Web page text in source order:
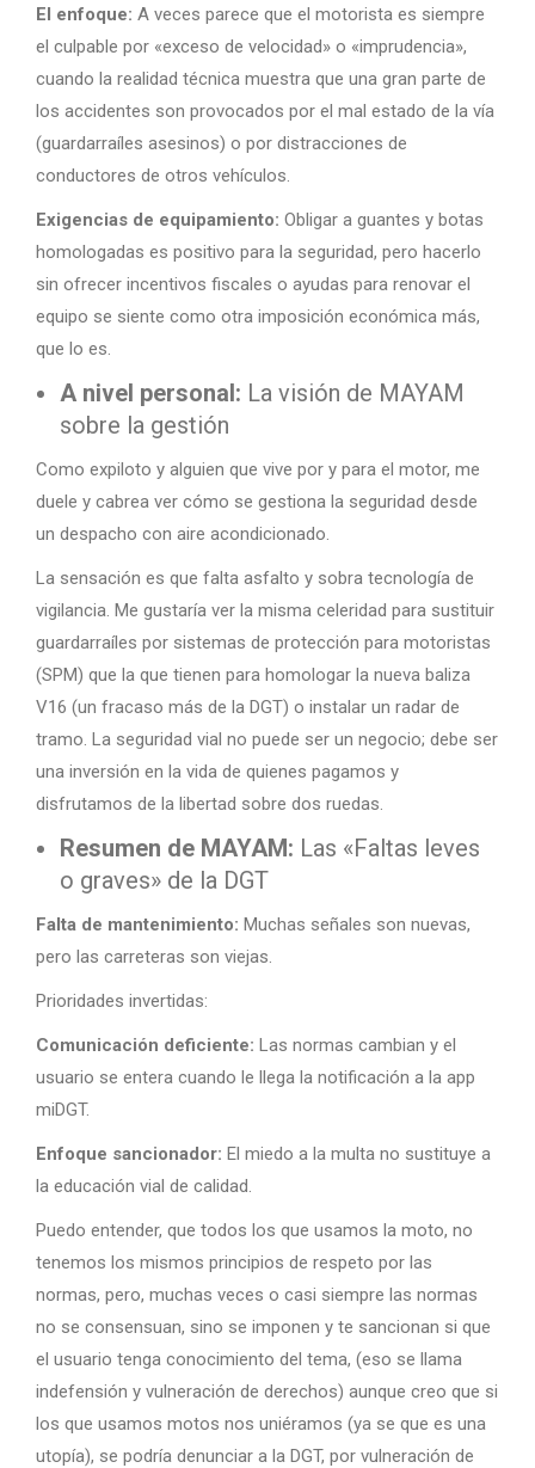
El enfoque: A veces parece que el motorista es siempre
el culpable por «exceso de velocidad» o «imprudencia»,
cuando la realidad técnica muestra que una gran parte de
los accidentes son provocados por el mal estado de la vía
(guardarraíles asesinos) o por distracciones de
conductores de otros vehículos.
Exigencias de equipamiento: Obligar a guantes y botas
homologadas es positivo para la seguridad, pero hacerlo
sin ofrecer incentivos fiscales o ayudas para renovar el
equipo se siente como otra imposición económica más,
que lo es.
A nivel personal: La visión de MAYAM
sobre la gestión
Como expiloto y alguien que vive por y para el motor, me
duele y cabrea ver cómo se gestiona la seguridad desde
un despacho con aire acondicionado.
La sensación es que falta asfalto y sobra tecnología de
vigilancia. Me gustaría ver la misma celeridad para sustituir
guardarraíles por sistemas de protección para motoristas
(SPM) que la que tienen para homologar la nueva baliza
V16 (un fracaso más de la DGT) o instalar un radar de
tramo. La seguridad vial no puede ser un negocio; debe ser
una inversión en la vida de quienes pagamos y
disfrutamos de la libertad sobre dos ruedas.
Resumen de MAYAM: Las «Faltas leves
o graves» de la DGT
Falta de mantenimiento: Muchas señales son nuevas,
pero las carreteras son viejas.
Prioridades invertidas:
Comunicación deficiente: Las normas cambian y el
usuario se entera cuando le llega la notificación a la app
miDGT.
Enfoque sancionador: El miedo a la multa no sustituye a
la educación vial de calidad.
Puedo entender, que todos los que usamos la moto, no
tenemos los mismos principios de respeto por las
normas, pero, muchas veces o casi siempre las normas
no se consensuan, sino se imponen y te sancionan si que
el usuario tenga conocimiento del tema, (eso se llama
indefensión y vulneración de derechos) aunque creo que si
los que usamos motos nos uniéramos (ya se que es una
utopía), se podría denunciar a la DGT, por vulneración de